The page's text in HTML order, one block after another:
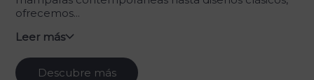
ofrecemos...
Leer más
Descubre más